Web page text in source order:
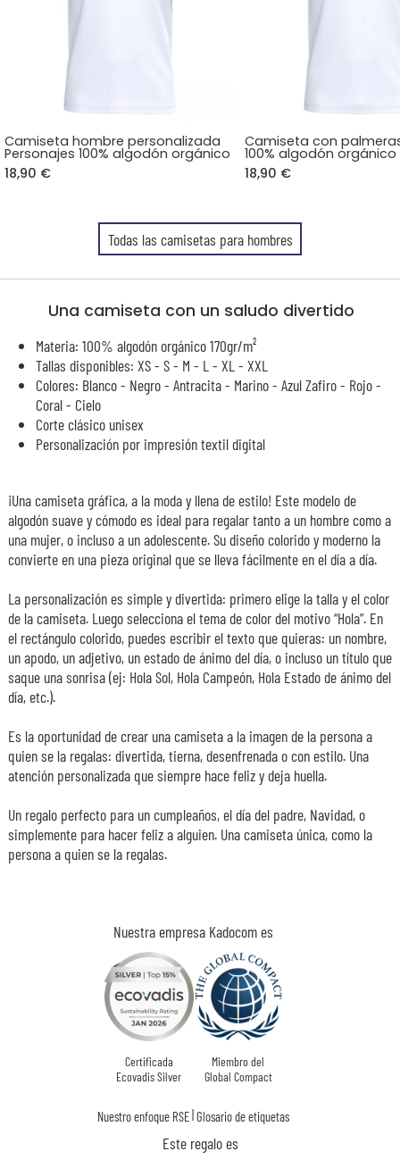
Camiseta hombre personalizada
Personajes 100% algodón orgánico
18,90 €
Camiseta con
100% algodón orgánico
18,90 €
Todas las camisetas para hombres
Una camiseta con un saludo divertido
Materia: 100% algodón orgánico 170gr/m²
Tallas disponibles: XS - S - M - L - XL - XXL
Colores: Blanco - Negro - Antracita - Marino - Azul Zafiro - Rojo -
Coral - Cielo
Corte clásico unisex
Personalización por impresión textil digital
Nuestra empresa Kadocom es
Certificada
Ecovadis Silver
Miembro del
Global Compact
Nuestro enfoque RSE|Glosario de etiquetas
Este regalo es
¡Una camiseta gráfica, a la moda y llena de estilo! Este modelo de
algodón suave y cómodo es ideal para regalar tanto a un hombre como a
una mujer, o incluso a un adolescente. Su diseño colorido y moderno la
convierte en una pieza original que se lleva fácilmente en el día a día.
La personalización es simple y divertida: primero elige la talla y el color
de la camiseta. Luego selecciona el tema de color del motivo “Hola”. En
el rectángulo colorido, puedes escribir el texto que quieras: un nombre,
un apodo, un adjetivo, un estado de ánimo del día, o incluso un título que
saque una sonrisa (ej: Hola Sol, Hola Campeón, Hola Estado de ánimo del
día, etc.).
Es la oportunidad de crear una camiseta a la imagen de la persona a
quien se la regalas: divertida, tierna, desenfrenada o con estilo. Una
atención personalizada que siempre hace feliz y deja huella.
Un regalo perfecto para un cumpleaños, el día del padre, Navidad, o
simplemente para hacer feliz a alguien. Una camiseta única, como la
persona a quien se la regalas.